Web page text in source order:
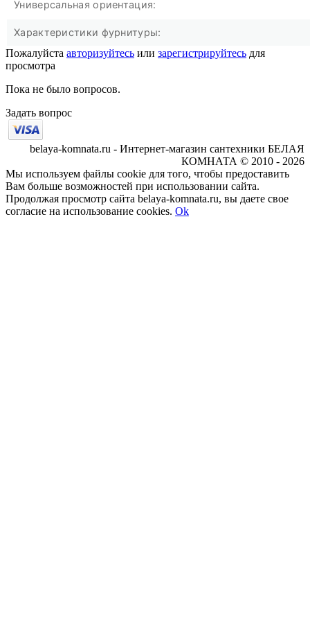
Универсальная ориентация:
Характеристики фурнитуры:
Пожалуйста авторизуйтесь или зарегистрируйтесь для
просмотра
Пока не было вопросов.
Задать вопрос
belaya-komnata.ru - Интернет-магазин сантехники БЕЛАЯ
КОМНАТА © 2010 - 2026
Мы используем файлы cookie для того, чтобы предоставить
Вам больше возможностей при использовании сайта.
Продолжая просмотр сайта belaya-komnata.ru, вы даете свое
согласие на использование cookies. Ok